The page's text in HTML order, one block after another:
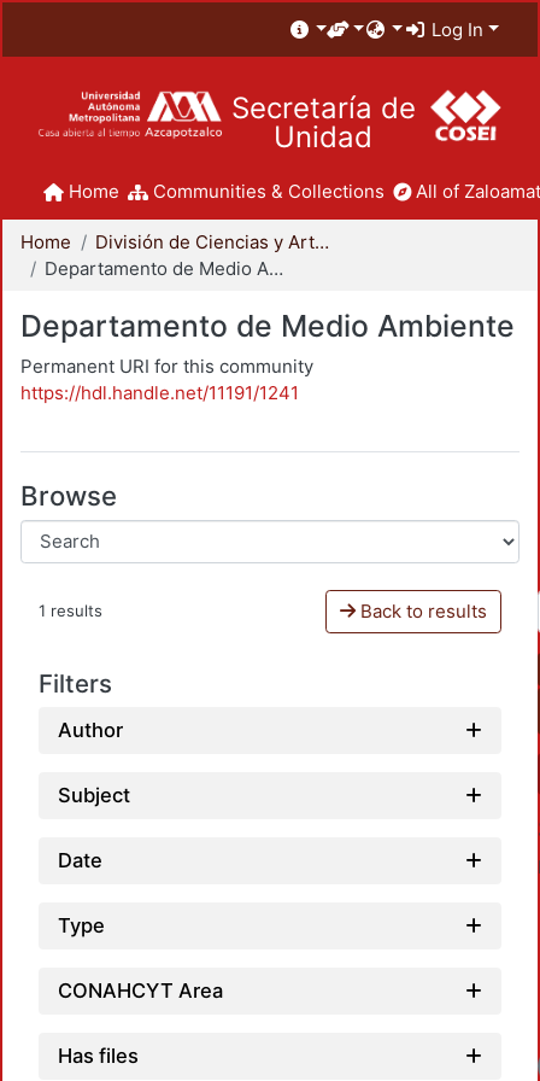
Log In
Secretaría de
Unidad
Home Communities & Collections All of
Home
División de Ciencias y Artes para el Diseño
Departamento de Medio Ambiente
Departamento de Medio Ambiente
Permanent URI for this community
https://hdl.handle.net/11191/1241
Browse
1 results Back to results
Filters
Author
Subject
Date
Type
CONAHCYT Area
Has files